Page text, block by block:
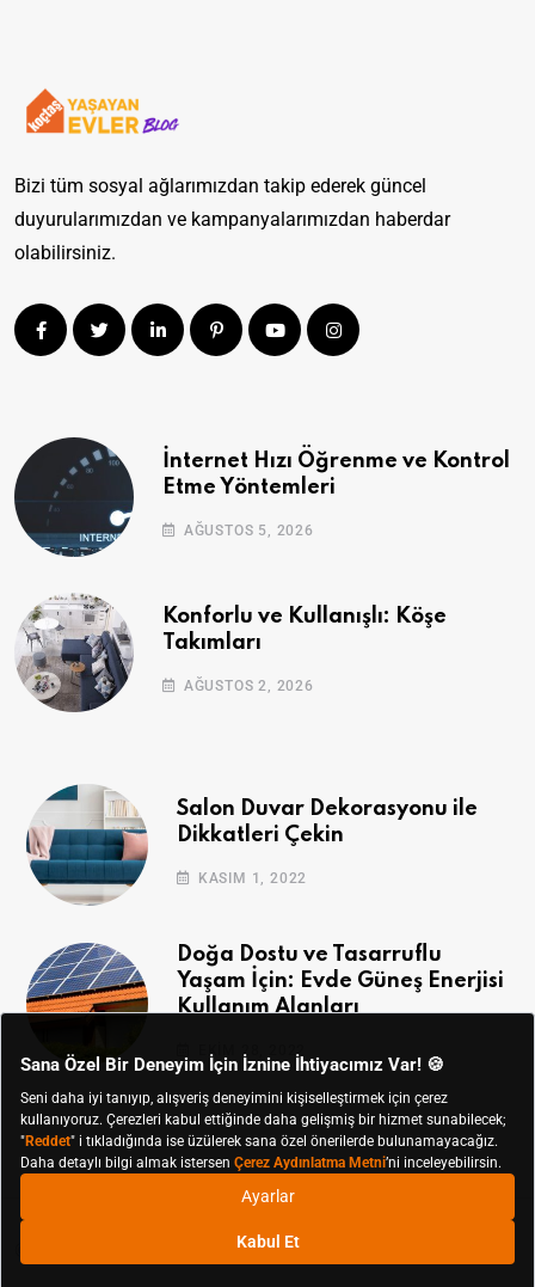
Bizi tüm sosyal ağlarımızdan takip ederek güncel
duyurularımızdan ve kampanyalarımızdan haberdar
olabilirsiniz.
İnternet Hızı Öğrenme ve Kontrol
Etme Yöntemleri
AĞUSTOS 5, 2026
Konforlu ve Kullanışlı: Köşe
Takımları
AĞUSTOS 2, 2026
Salon Duvar Dekorasyonu ile
Dikkatleri Çekin
KASIM 1, 2022
Doğa Dostu ve Tasarruflu
Yaşam İçin: Evde Güneş Enerjisi
Kullanım Alanları
EKIM 28, 2022
© Koçtaş 2019 - 2024 Tüm Hakları Saklıdır.